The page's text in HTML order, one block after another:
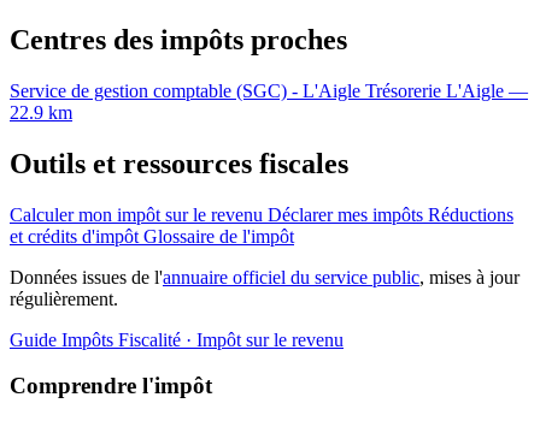
Centres des impôts proches
Service de gestion comptable (SGC) - L'Aigle Trésorerie L'Aigle —
22.9 km
Outils et ressources fiscales
Calculer mon impôt sur le revenu Déclarer mes impôts Réductions
et crédits d'impôt Glossaire de l'impôt
Données issues de l'annuaire officiel du service public, mises à jour
régulièrement.
Guide Impôts Fiscalité · Impôt sur le revenu
Comprendre l'impôt